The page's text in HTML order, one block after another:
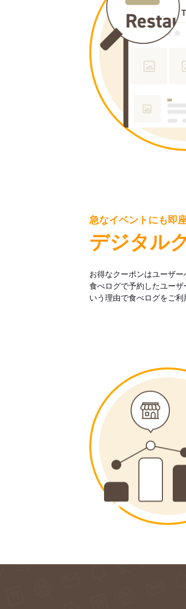
急なイベントにも即
デジタル
お得なクーポンはユーザー
食べログで予約したユー
いう理由で食べログをご利